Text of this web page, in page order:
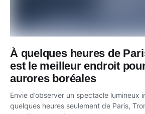
À quelques heures de
est le meilleur endroit
aurores boréales
Envie d’observer un spectacle lumineux
quelques heures seulement de Paris,